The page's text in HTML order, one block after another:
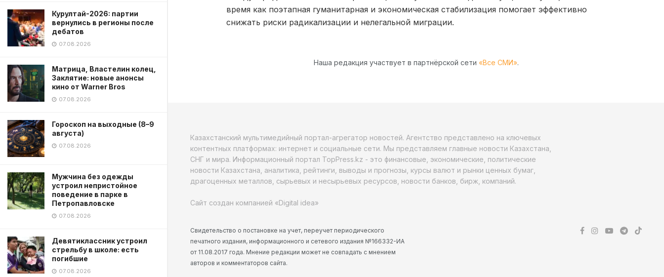
Курултай-2026: партии
вернулись в регионы после
дебатов
07.08.2026
Матрица, Властелин колец,
Заклятие: новые анонсы
кино от Warner Bros
07.08.2026
Гороскоп на выходные (8–9
августа)
07.08.2026
Мужчина без одежды
устроил непристойное
поведение в парке в
Петропавловске
07.08.2026
Девятиклассник устроил
стрельбу в школе: есть
погибшие
07.08.2026
время как поэтапная гуманитарная и экономическая стабилизация помогает эффективно
снижать риски радикализации и нелегальной миграции.
Наша редакция участвует в партнёрской сети «Все СМИ».
Казахстанский мультимедийный портал-агрегатор новостей. Агентство представлено на ключевых
контентных платформах: интернет и социальные сети. Мы представляем главные новости Казахстана,
СНГ и мира. Информационный портал TopPress.kz - это финансовые, экономические, политические
новости Казахстана, аналитика, рейтинги, выводы и прогнозы, курсы валют и рынки ценных бумаг,
драгоценных металлов, сырьевых и несырьевых ресурсов, новости банков, бирж, компаний.
Сайт создан компанией «Digital idea»
Свидетельство о постановке на учет, переучет периодического
печатного издания, информационного и сетевого издания №166332-ИА
от 11.08.2017 года. Мнение редакции может не совпадать с мнением
авторов и комментаторов сайта.